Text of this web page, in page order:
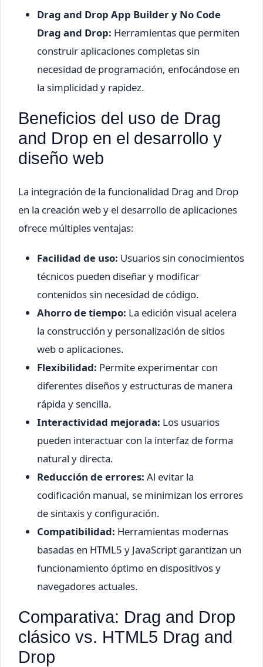
Drag and Drop App Builder y No Code
Drag and Drop: Herramientas que permiten
construir aplicaciones completas sin
necesidad de programación, enfocándose en
la simplicidad y rapidez.
Beneficios del uso de Drag
and Drop en el desarrollo y
diseño web
La integración de la funcionalidad Drag and Drop
en la creación web y el desarrollo de aplicaciones
ofrece múltiples ventajas:
Facilidad de uso: Usuarios sin conocimientos
técnicos pueden diseñar y modificar
contenidos sin necesidad de código.
Ahorro de tiempo: La edición visual acelera
la construcción y personalización de sitios
web o aplicaciones.
Flexibilidad: Permite experimentar con
diferentes diseños y estructuras de manera
rápida y sencilla.
Interactividad mejorada: Los usuarios
pueden interactuar con la interfaz de forma
natural y directa.
Reducción de errores: Al evitar la
codificación manual, se minimizan los errores
de sintaxis y configuración.
Compatibilidad: Herramientas modernas
basadas en HTML5 y JavaScript garantizan un
funcionamiento óptimo en dispositivos y
navegadores actuales.
Comparativa: Drag and Drop
clásico vs. HTML5 Drag and
Drop